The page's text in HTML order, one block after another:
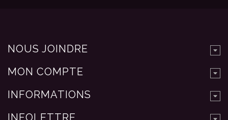
NOUS JOINDRE
MON COMPTE
INFORMATIONS
INFOLETTRE